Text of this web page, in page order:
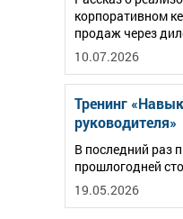
корпоративном
продаж через
10.07.2026
Тренинг
руководителя»
В последний раз
прошлогодней
19.05.2026